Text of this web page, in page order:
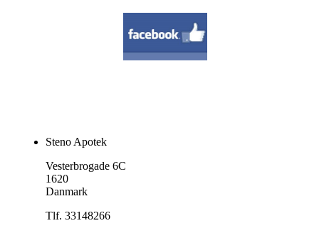
Steno Apotek
Vesterbrogade 6C
1620
Danmark
Tlf. 33148266